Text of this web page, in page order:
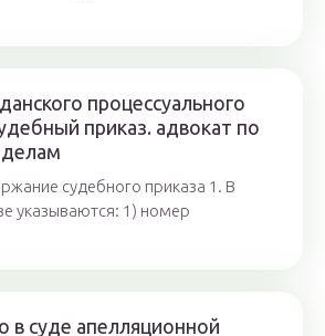
процессуального
приказ. адвокат по
судебного приказа 1. В
указываются: 1) номер
в суде апелляционной